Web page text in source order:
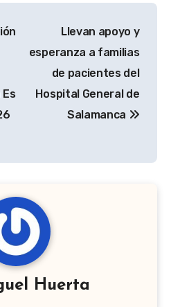
Llevan apoyo y
esperanza a familias
de pacientes del
Hospital General de
Salamanca
Huerta